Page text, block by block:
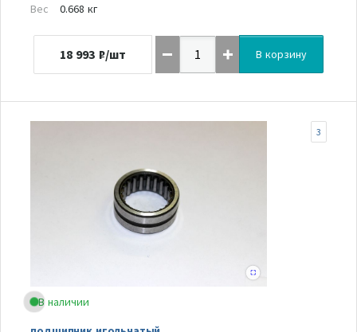
Вес
0.668 кг
18 993 ₽/шт В корзину
В наличии
3